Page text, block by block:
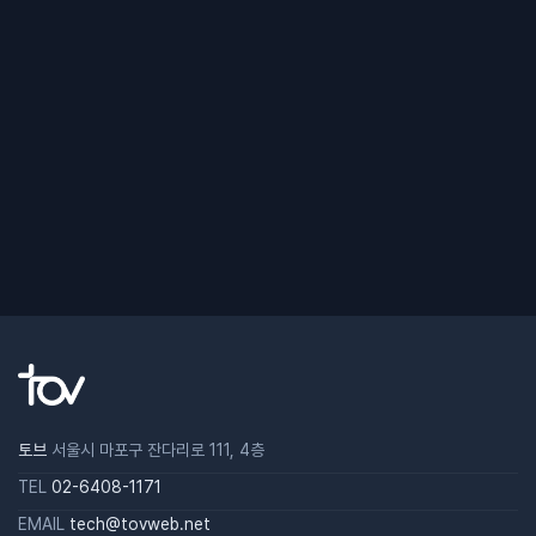
토브 서울시 마포구 잔다리로 111, 4층
TEL 02-6408-1171
EMAIL tech@tovweb.net